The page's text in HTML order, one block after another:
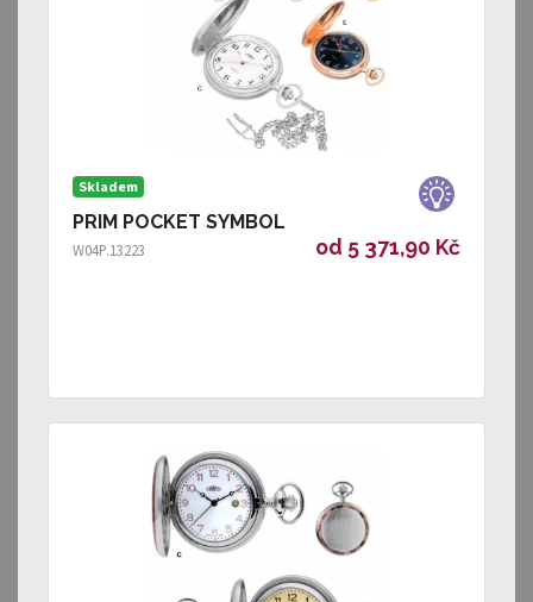
Skladem
PRIM POCKET SYMBOL
W04P.13223 od 5 371,90 Kč